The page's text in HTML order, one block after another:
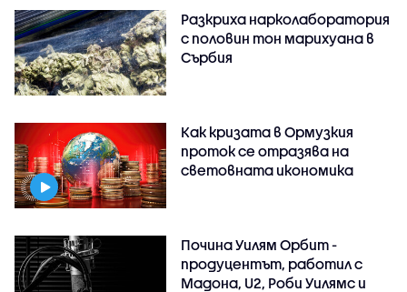
Разкриха нарколаборатория
с половин тон марихуана в
Сърбия
Как кризата в Ормузкия
проток се отразява на
световната икономика
Почина Уилям Орбит -
продуцентът, работил с
Мадона, U2, Роби Уилямс и